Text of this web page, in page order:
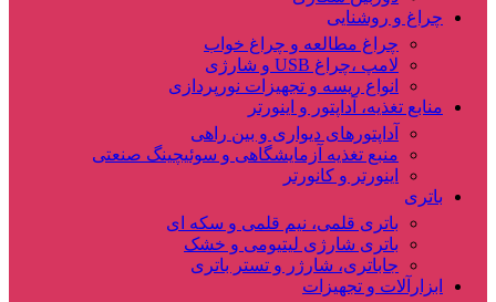
چراغ و روشنایی
چراغ مطالعه و چراغ خواب
لامپ ،چراغ USB و شارژی
انواع ریسه و تجهیزات نورپردازی
منابع تغذیه، آداپتور و اینورتر
آداپتورهای دیواری و بین راهی
منبع تغذیه آزمایشگاهی و سوئیچینگ صنعتی
اینورتر و کانورتر
باتری
باتری قلمی، نیم قلمی و سکه ای
باتری شارژی لیتیومی و خشک
جاباتری، شارژر و تستر باتری
ابزارآلات و تجهیزات